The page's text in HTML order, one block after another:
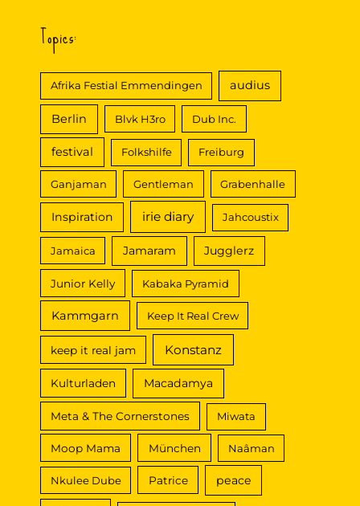
Topics:
Afrika Festial Emmendingen audius
Berlin Blvk H3ro Dub Inc.
festival Folkshilfe Freiburg
Ganjaman Gentleman Grabenhalle
Inspiration irie diary Jahcoustix
Jamaica Jamaram Jugglerz
Junior Kelly Kabaka Pyramid
Kammgarn Keep It Real Crew
keep it real jam Konstanz
Kulturladen Macadamya
Meta & The Cornerstones Miwata
Moop Mama München Naâman
Nkulee Dube Patrice peace